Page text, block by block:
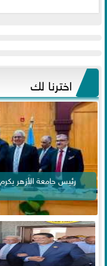
اخترنا لك
رئيس جامعة الأزهر